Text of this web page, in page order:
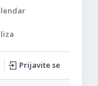
Prijavite se